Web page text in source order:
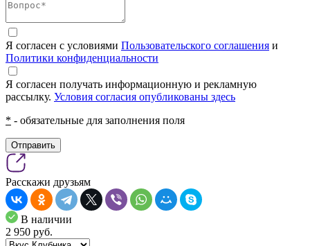
Я согласен с условиями Пользовательского соглашения и
Политики конфиденциальности
Я согласен получать информационную и рекламную
рассылку. Условия согласия опубликованы здесь
* - обязательные для заполнения поля
Отправить
Расскажи друзьям
В наличии
2 950 pуб.